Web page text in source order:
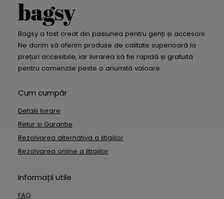
Bagsy a fost creat din pasiunea pentru genți și accesorii.
Ne dorim să oferim produse de calitate superioară la
prețuri accesibile, iar livrarea să fie rapidă și gratuită
pentru comenzile peste o anumită valoare.
Cum cumpăr
Detalii livrare
Retur si Garantie
Rezolvarea alternativa a litigiilor
Rezolvarea online a litigiilor
Informații utile
FAQ